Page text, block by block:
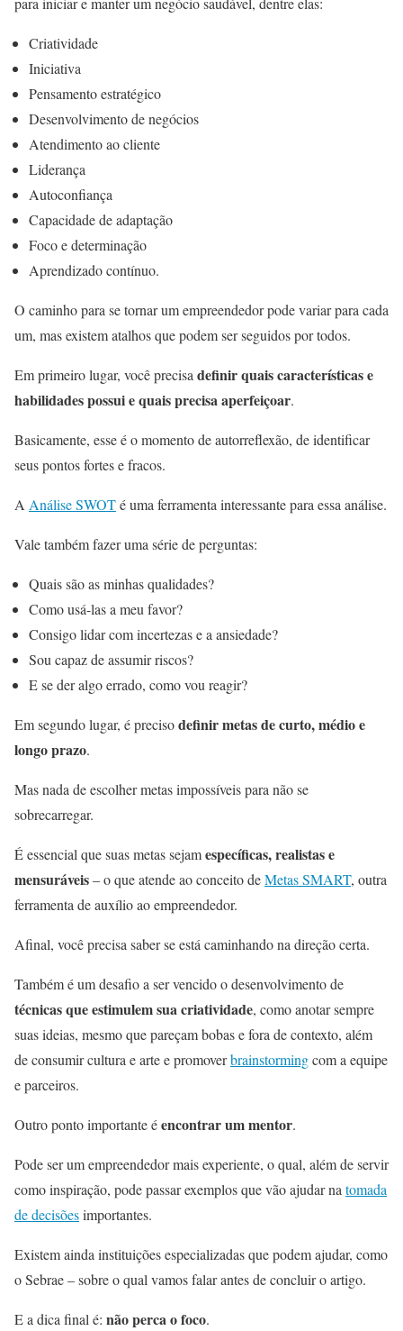
Criatividade
Iniciativa
Pensamento estratégico
Desenvolvimento de negócios
Atendimento ao cliente
Liderança
Autoconfiança
Capacidade de adaptação
Foco e determinação
Aprendizado contínuo.
O caminho para se tornar um empreendedor pode variar para cada
um, mas existem atalhos que podem ser seguidos por todos.
Em primeiro lugar, você precisa definir quais características e
habilidades possui e quais precisa aperfeiçoar.
Basicamente, esse é o momento de autorreflexão, de identificar
seus pontos fortes e fracos.
A Análise SWOTé uma ferramenta interessante para essa análise.
Vale também fazer uma série de perguntas:
Quais são as minhas qualidades?
Como usá-las a meu favor?
Consigo lidar com incertezas e a ansiedade?
Sou capaz de assumir riscos?
E se der algo errado, como vou reagir?
Em segundo lugar, é precisodefinir metas de curto, médio e
longo prazo.
Mas nada de escolher metas impossíveis para não se
sobrecarregar.
É essencial que suas metas sejamespecíficas, realistas e
mensuráveis– o que atende ao conceito deMetas SMART, outra
ferramenta de auxílio ao empreendedor.
Afinal, você precisa saber se está caminhando na direção certa.
Também é um desafio a ser vencido o desenvolvimento de
técnicas que estimulem sua criatividade, como anotar sempre
suas ideias, mesmo que pareçam bobas e fora de contexto, além
de consumir cultura e arte e promoverbrainstormingcom a equipe
e parceiros.
Outro ponto importante éencontrar um mentor.
Pode ser um empreendedor mais experiente, o qual, além de servir
como inspiração, pode passar exemplos que vão ajudar na tomada
de decisõesimportantes.
Existem ainda instituições especializadas que podem ajudar, como
o Sebrae – sobre o qual vamos falar antes de concluir o artigo.
E a dica final é: não perca o foco.